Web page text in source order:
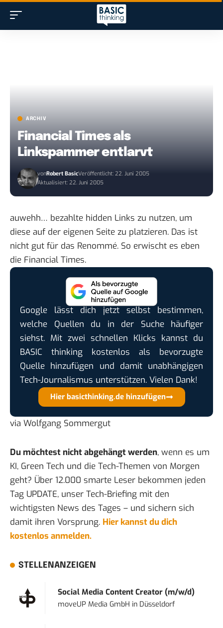
ARCHIV
Financial Times als
Linkspammer entlarvt
vonRobert BasicVeröffentlicht: 22. Juni 2005
Aktualisiert: 22. Juni 2005
auwehh… bezahlte hidden Links zu nutzen, um
diese auf der eigenen Seite zu platzieren. Das ist
nicht gut für das Renommé. So erwischt es eben
die Financial Times.
Google lässt dich jetzt selbst bestimmen,
welche Quellen du in der Suche häufiger
siehst. Mit zwei schnellen Klicks kannst du
BASIC thinking kostenlos als bevorzugte
Quelle hinzufügen und damit unabhängigen
Tech-Journalismus unterstützen. Vielen Dank!
Hier basicthinking.de hinzufügen
via Wolfgang Sommergut
Du möchtest nicht abgehängt werden, wenn es um
KI, Green Tech und die Tech-Themen von Morgen
geht? Über 12.000 smarte Leser bekommen jeden
Tag UPDATE, unser Tech-Briefing mit den
wichtigsten News des Tages – und sichern sich
damit ihren Vorsprung. Hier kannst du dich
kostenlos anmelden.
STELLENANZEIGEN
Social Media Content Creator (m/w/d)
moveUP Media GmbH in Düsseldorf